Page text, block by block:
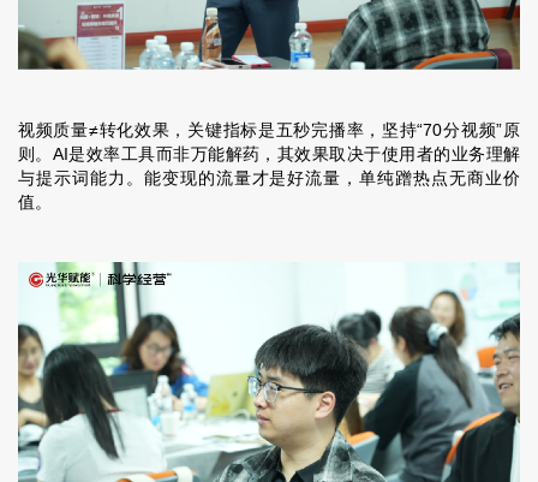
视频质量≠转化效果，关键指标是五秒完播率 ，坚持“70分视频”原
则。AI是效率工具而非万能解药，其效果取决于使用者的业务理解
与提示词能力。能变现的流量才是好流量，单纯蹭热点无商业价
值。